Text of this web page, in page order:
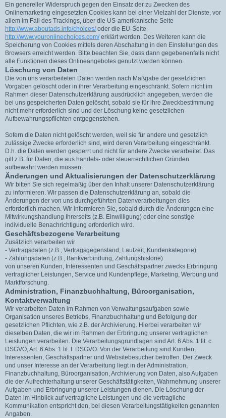
Ein genereller Widerspruch gegen den Einsatz der zu Zwecken des
Onlinemarketing eingesetzten Cookies kann bei einer Vielzahl der Dienste, vor
allem im Fall des Trackings, über die US-amerikanische Seite
http://www.aboutads.info/choices/oder die EU-Seite
http://www.youronlinechoices.com/erklärt werden. Des Weiteren kann die
Speicherung von Cookies mittels deren Abschaltung in den Einstellungen des
Browsers erreicht werden. Bitte beachten Sie, dass dann gegebenenfalls nicht
alle Funktionen dieses Onlineangebotes genutzt werden können.
Löschung von Daten
Die von uns verarbeiteten Daten werden nach Maßgabe der gesetzlichen
Vorgaben gelöscht oder in ihrer Verarbeitung eingeschränkt. Sofern nicht im
Rahmen dieser Datenschutzerklärung ausdrücklich angegeben, werden die
bei uns gespeicherten Daten gelöscht, sobald sie für ihre Zweckbestimmung
nicht mehr erforderlich sind und der Löschung keine gesetzlichen
Aufbewahrungspflichten entgegenstehen.
Sofern die Daten nicht gelöscht werden, weil sie für andere und gesetzlich
zulässige Zwecke erforderlich sind, wird deren Verarbeitung eingeschränkt.
D.h. die Daten werden gesperrt und nicht für andere Zwecke verarbeitet. Das
gilt z.B. für Daten, die aus handels- oder steuerrechtlichen Gründen
aufbewahrt werden müssen.
Änderungen und Aktualisierungen der Datenschutzerklärung
Wir bitten Sie sich regelmäßig über den Inhalt unserer Datenschutzerklärung
zu informieren. Wir passen die Datenschutzerklärung an, sobald die
Änderungen der von uns durchgeführten Datenverarbeitungen dies
erforderlich machen. Wir informieren Sie, sobald durch die Änderungen eine
Mitwirkungshandlung Ihrerseits (z.B. Einwilligung) oder eine sonstige
individuelle Benachrichtigung erforderlich wird.
Geschäftsbezogene Verarbeitung
Zusätzlich verarbeiten wir
- Vertragsdaten (z.B., Vertragsgegenstand, Laufzeit, Kundenkategorie).
- Zahlungsdaten (z.B., Bankverbindung, Zahlungshistorie)
von unseren Kunden, Interessenten und Geschäftspartner zwecks Erbringung
vertraglicher Leistungen, Service und Kundenpflege, Marketing, Werbung und
Marktforschung.
Administration, Finanzbuchhaltung, Büroorganisation,
Kontaktverwaltung
Wir verarbeiten Daten im Rahmen von Verwaltungsaufgaben sowie
Organisation unseres Betriebs, Finanzbuchhaltung und Befolgung der
gesetzlichen Pflichten, wie z.B. der Archivierung. Hierbei verarbeiten wir
dieselben Daten, die wir im Rahmen der Erbringung unserer vertraglichen
Leistungen verarbeiten. Die Verarbeitungsgrundlagen sind Art. 6 Abs. 1 lit. c.
DSGVO, Art. 6 Abs. 1 lit. f. DSGVO. Von der Verarbeitung sind Kunden,
Interessenten, Geschäftspartner und Websitebesucher betroffen. Der Zweck
und unser Interesse an der Verarbeitung liegt in der Administration,
Finanzbuchhaltung, Büroorganisation, Archivierung von Daten, also Aufgaben
die der Aufrechterhaltung unserer Geschäftstätigkeiten, Wahrnehmung unserer
Aufgaben und Erbringung unserer Leistungen dienen. Die Löschung der
Daten im Hinblick auf vertragliche Leistungen und die vertragliche
Kommunikation entspricht den, bei diesen Verarbeitungstätigkeiten genannten
Angaben.